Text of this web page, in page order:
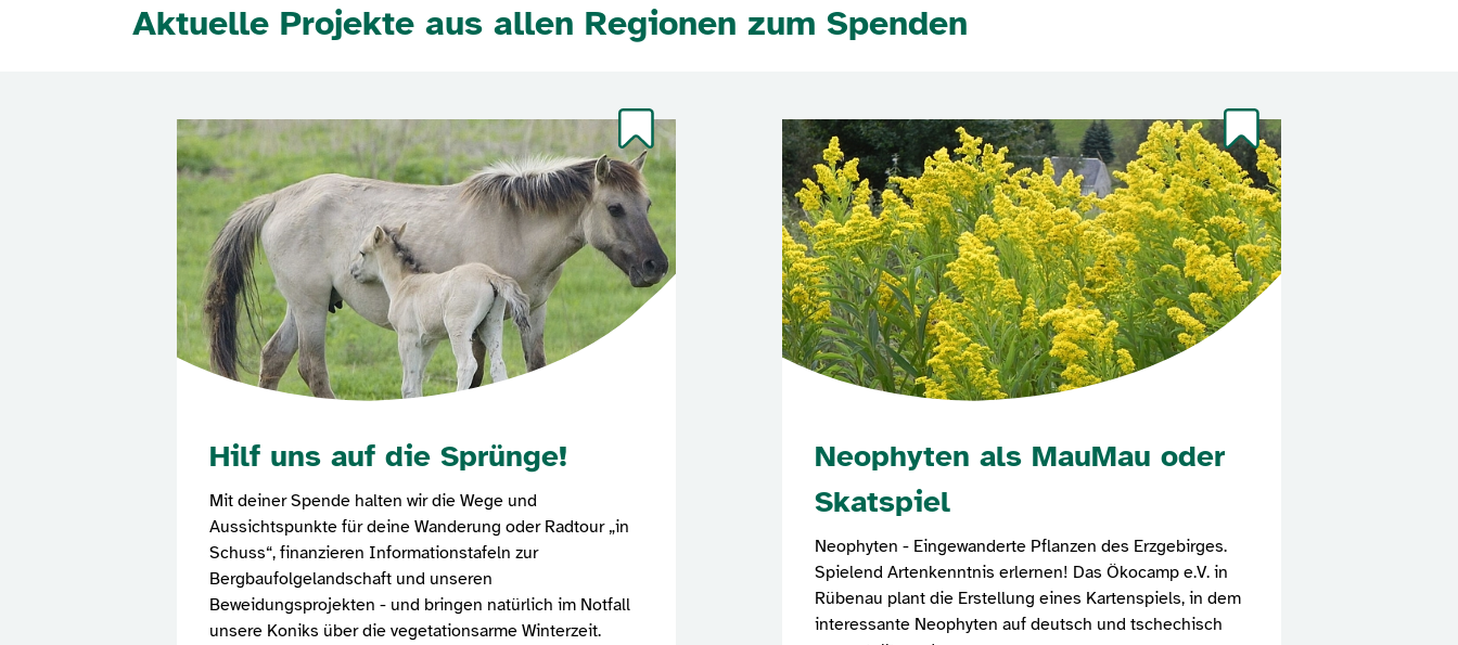
Aktuelle Projekte aus allen Regionen zum Spenden
Hilf uns auf die Sprünge!
Mit deiner Spende halten wir die Wege und
Aussichtspunkte für deine Wanderung oder Radtour „in
Schuss“, finanzieren Informationstafeln zur
Bergbaufolgelandschaft und unseren
Beweidungsprojekten - und bringen natürlich im Notfall
unsere Koniks über die vegetationsarme Winterzeit.
Neophyten als MauMau oder
Skatspiel
Neophyten - Eingewanderte Pflanzen des Erzgebirges.
Spielend Artenkenntnis erlernen! Das Ökocamp e.V. in
Rübenau plant die Erstellung eines Kartenspiels, in dem
interessante Neophyten auf deutsch und tschechisch